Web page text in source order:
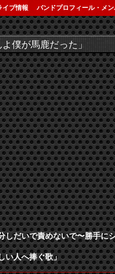
イブ情報 バンドプロフィール・メ
僕が馬鹿だった」
しだいで責めないで〜勝手に
い人へ捧ぐ歌」